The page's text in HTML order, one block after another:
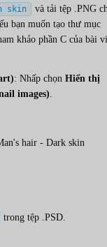
skin
và tải tệp .PNG
bạn muốn tạo thư mục
khảo phần C của bài
: Nhấp chọn Hiển thị
images).
hair - Dark skin
trong tệp .PSD.